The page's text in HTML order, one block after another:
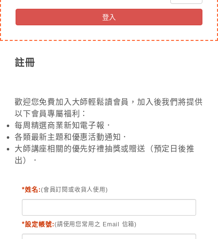
登入
註冊
歡迎您免費加入大師輕鬆讀會員，加入後我們將提供
以下會員專屬福利：
每周精選商業新知電子報．
各類最新主題和優惠活動通知．
大師講座相關的優先好禮抽獎或贈送（預定日後推
出）．
*姓名:(會員訂閱或收貨人使用)
*設定帳號:(請使用您常用之 Email 信箱)